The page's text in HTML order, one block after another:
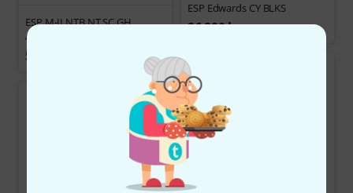
ESP M-II NTB NT SC GH
Adamantium
59 300 kr
ESP Edwards CY BLKS
26 290 kr